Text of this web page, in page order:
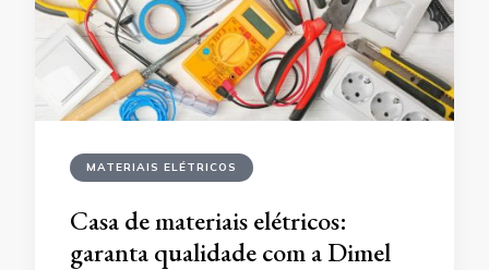
MATERIAIS ELÉTRICOS
Casa de materiais elétricos:
garanta qualidade com a Dimel